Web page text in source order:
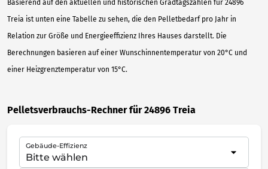
Basierend auf den aktuellen und historischen Gradtagszahlen für 24896
Treia ist unten eine Tabelle zu sehen, die den Pelletbedarf pro Jahr in
Relation zur Größe und Energieeffizienz Ihres Hauses darstellt. Die
Berechnungen basieren auf einer Wunschinnentemperatur von 20°C und
einer Heizgrenztemperatur von 15°C.
Pelletsverbrauchs-Rechner für 24896 Treia
Gebäude-Effizienz